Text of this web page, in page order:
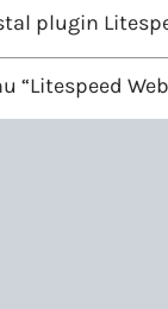
plugin